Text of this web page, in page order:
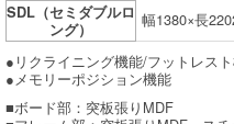
SDL（セミダブルロ
ング）
幅1380×長
●リクライニング機能/フットレス
●メモリーポジション機能
■ボード部：突板張りMDF